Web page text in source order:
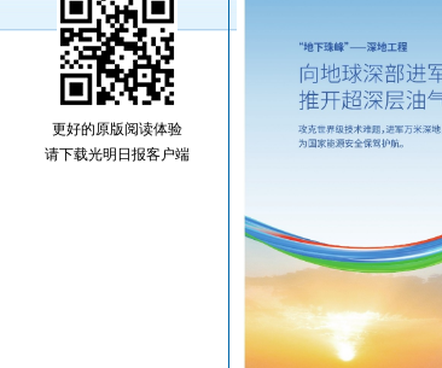
更好的原版阅读体验
请下载光明日报客户端